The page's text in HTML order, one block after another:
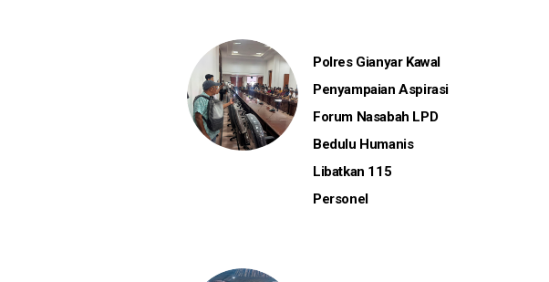
Polres Gianyar Kawal
Penyampaian Aspirasi
Forum Nasabah LPD
Bedulu Humanis
Libatkan 115
Personel